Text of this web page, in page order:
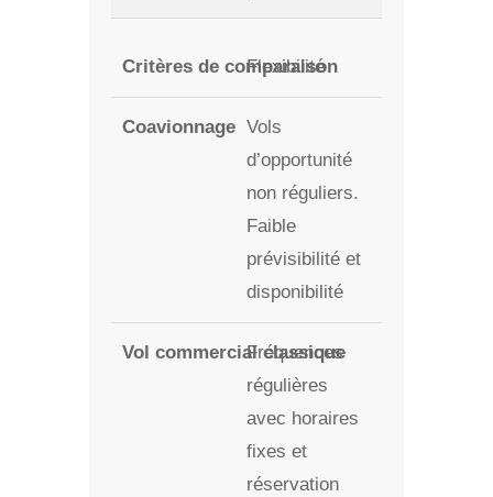
Flexibilité
Vols
d’opportunité
non réguliers.
Faible
prévisibilité et
disponibilité
Fréquences
régulières
avec horaires
fixes et
réservation